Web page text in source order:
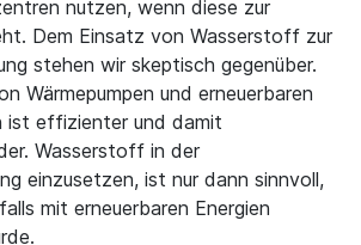
nutzen, wenn diese zur
Dem Einsatz von Wasserstoff zur
stehen wir skeptisch gegenüber.
Wärmepumpen und erneuerbaren
ist effizienter und damit
Wasserstoff in der
einzusetzen, ist nur dann sinnvoll,
mit erneuerbaren Energien